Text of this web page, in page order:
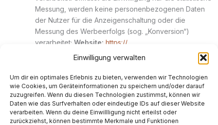
Einwilligung verwalten
Um dir ein optimales Erlebnis zu bieten, verwenden wir Technologien
wie Cookies, um Geräteinformationen zu speichern und/oder darauf
zuzugreifen. Wenn du diesen Technologien zustimmst, können wir
Daten wie das Surfverhalten oder eindeutige IDs auf dieser Website
verarbeiten. Wenn du deine Einwillligung nicht erteilst oder
zurückziehst, können bestimmte Merkmale und Funktionen
Messung, werden keine personenbezogenen Daten
der Nutzer für die Anzeigenschaltung oder die
Messung des Werbeerfolgs (sog. „Konversion“)
verarbeitet; Website: https://
support.google.com/analytics/answer/9976101?hl=de.
Google Tag Manager ist eine
Lösung, mit der wir sog. Website-Tags über eine
Oberfläche verwalten und so andere Dienste in unser
Onlineangebot einbinden können (hierzu wird auf
weitere Angaben in dieser Datenschutzerklärung
verwiesen). Mit dem Tag Manager selbst (welches die